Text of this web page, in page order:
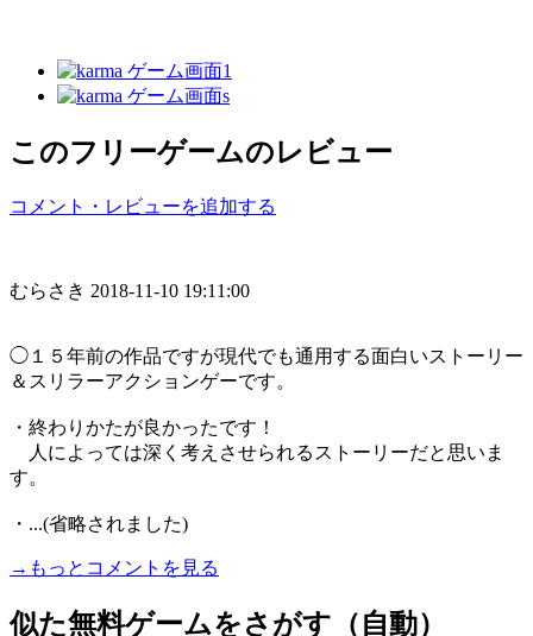
このフリーゲームのレビュー
コメント・レビューを追加する
むらさき 2018-11-10 19:11:00
◯１５年前の作品ですが現代でも通用する面白いストーリー
＆スリラーアクションゲーです。
・終わりかたが良かったです！
人によっては深く考えさせられるストーリーだと思いま
す。
・...(省略されました)
→もっとコメントを見る
似た無料ゲームをさがす（自動）